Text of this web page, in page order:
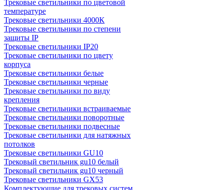
Трековые светильники по цветовой
температуре
Трековые светильники 4000К
Трековые светильники по степени
защиты IP
Трековые светильники IP20
Трековые светильники по цвету
корпуса
Трековые светильники белые
Трековые светильники черные
Трековые светильники по виду
крепления
Трековые светильники встраиваемые
Трековые светильники поворотные
Трековые светильники подвесные
Трековые светильники для натяжных
потолков
Трековые светильники GU10
Трековый светильник gu10 белый
Трековый светильник gu10 черный
Трековые светильники GX53
Комплектующие для трековых систем